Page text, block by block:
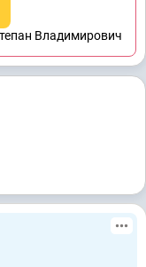
Владимирович